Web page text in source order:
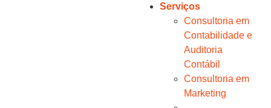
Serviços
Consultoria em
Contabilidade e
Auditoria
Contábil
Consultoria em
Marketing